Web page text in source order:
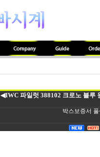
◀IWC 파일럿 388102 크로노 블루
박스보증서